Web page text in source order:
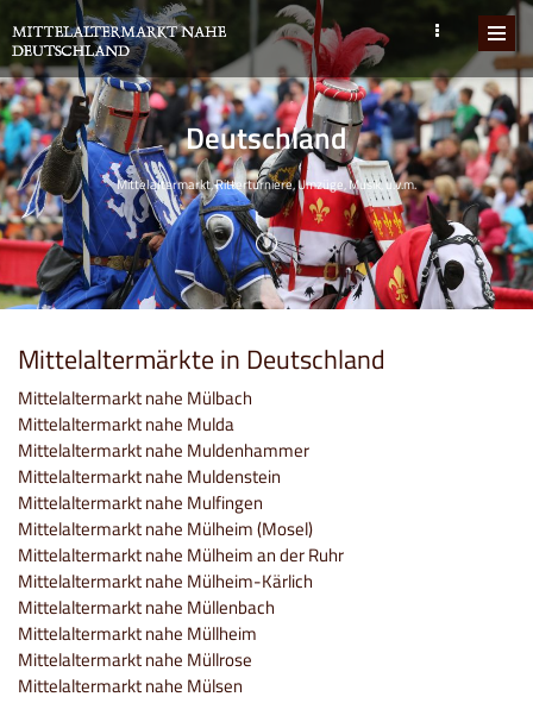
Deutschland
Mittelaltermarkt, Ritterturniere, Umzüge, Musik, u.v.m.
Mittelaltermärkte in Deutschland
Mittelaltermarkt nahe Mülbach
Mittelaltermarkt nahe Mulda
Mittelaltermarkt nahe Muldenhammer
Mittelaltermarkt nahe Muldenstein
Mittelaltermarkt nahe Mulfingen
Mittelaltermarkt nahe Mülheim (Mosel)
Mittelaltermarkt nahe Mülheim an der Ruhr
Mittelaltermarkt nahe Mülheim-Kärlich
Mittelaltermarkt nahe Müllenbach
Mittelaltermarkt nahe Müllheim
Mittelaltermarkt nahe Müllrose
Mittelaltermarkt nahe Mülsen